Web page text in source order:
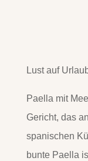
Lust auf
Paella mit
Gericht, das
spanischen
bunte Paella